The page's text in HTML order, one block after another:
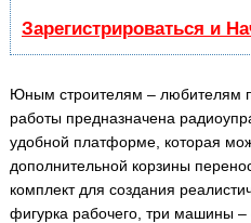
Зарегистрироваться и
Юным строителям – любителям
работы предназначена
удобной платформе, которая
дополнительной корзины
комплект для создания
фигурка рабочего, три машины –